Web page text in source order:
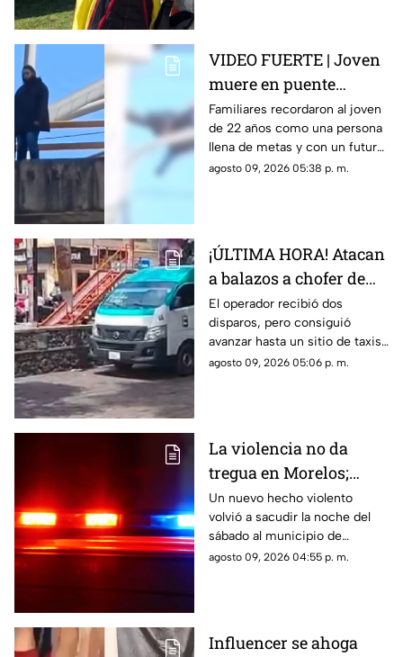
VIDEO FUERTE | Joven
muere en puente
vehicular; pidió a su
mamá que cuidara de
su gatito
Familiares recordaron al joven
de 22 años como una persona
llena de metas y con un futuro
prometedor.
agosto 09, 2026 05:38 p. m.
¡ÚLTIMA HORA! Atacan
a balazos a chofer de
Ruta 13 en Oaxtepec
El operador recibió dos
disparos, pero consiguió
avanzar hasta un sitio de taxis
donde solicitó ayuda.
agosto 09, 2026 05:06 p. m.
La violencia no da
tregua en Morelos;
ejecutan a un hombre
en Jiutepec
Un nuevo hecho violento
volvió a sacudir la noche del
sábado al municipio de
Jiutepec.
agosto 09, 2026 04:55 p. m.
Influencer se ahoga